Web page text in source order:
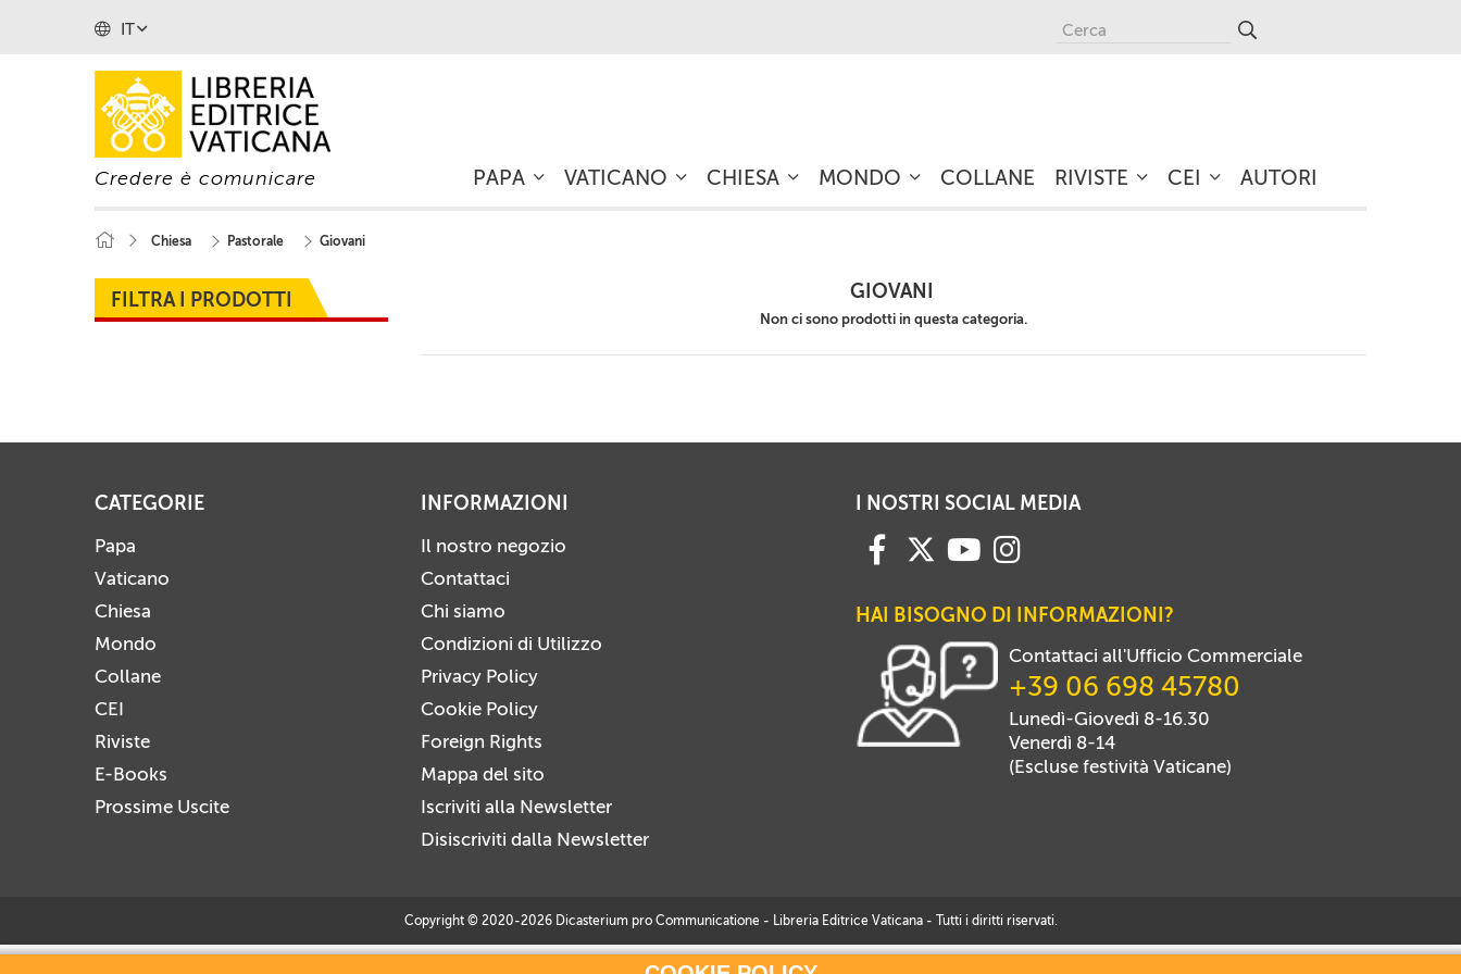
IT
Credere è comunicare PAPA VATICANO CHIESA MONDO COLLANE RIVISTE CEI AUTORI
Chiesa Pastorale Giovani
FILTRA I PRODOTTI GIOVANI
Non ci sono prodotti in questa categoria.
CATEGORIE
Papa
Vaticano
Chiesa
Mondo
Collane
CEI
Riviste
E-Books
Prossime Uscite
INFORMAZIONI
Il nostro negozio
Contattaci
Chi siamo
Condizioni di Utilizzo
Privacy Policy
Cookie Policy
Foreign Rights
Mappa del sito
Iscriviti alla Newsletter
Disiscriviti dalla Newsletter
I NOSTRI SOCIAL MEDIA
HAI BISOGNO DI INFORMAZIONI?
Contattaci all'Ufficio Commerciale
+39 06 698 45780
Lunedì-Giovedì 8-16.30
Venerdì 8-14
(Escluse festività Vaticane)
Copyright © 2020-2026 Dicasterium pro Communicatione - Libreria Editrice Vaticana - Tutti i diritti riservati.